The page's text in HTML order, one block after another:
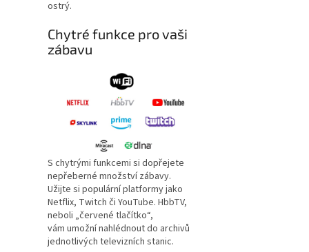
ostrý.
Chytré funkce pro vaši
zábavu
S chytrými funkcemi si dopřejete
nepřeberné množství zábavy.
Užijte si populární platformy jako
Netflix, Twitch či YouTube. HbbTV,
neboli „červené tlačítko“,
vám umožní nahlédnout do archivů
jednotlivých televizních stanic.